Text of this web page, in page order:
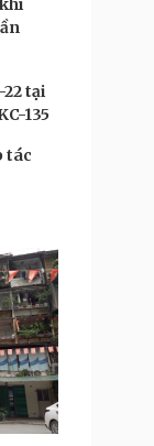
tại
135
tác